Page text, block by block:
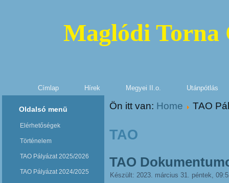
Maglódi Torna
Címlap Hírek Megyei II.o. Utánpótlás
Oldalsó menü
Elérhetőségek
Történelem
TAO Pályázat 2025/2026
TAO Pályázat 2024/2025
Ön itt van: Home TAO
TAO
TAO
Készült: 2023. március 31. péntek,